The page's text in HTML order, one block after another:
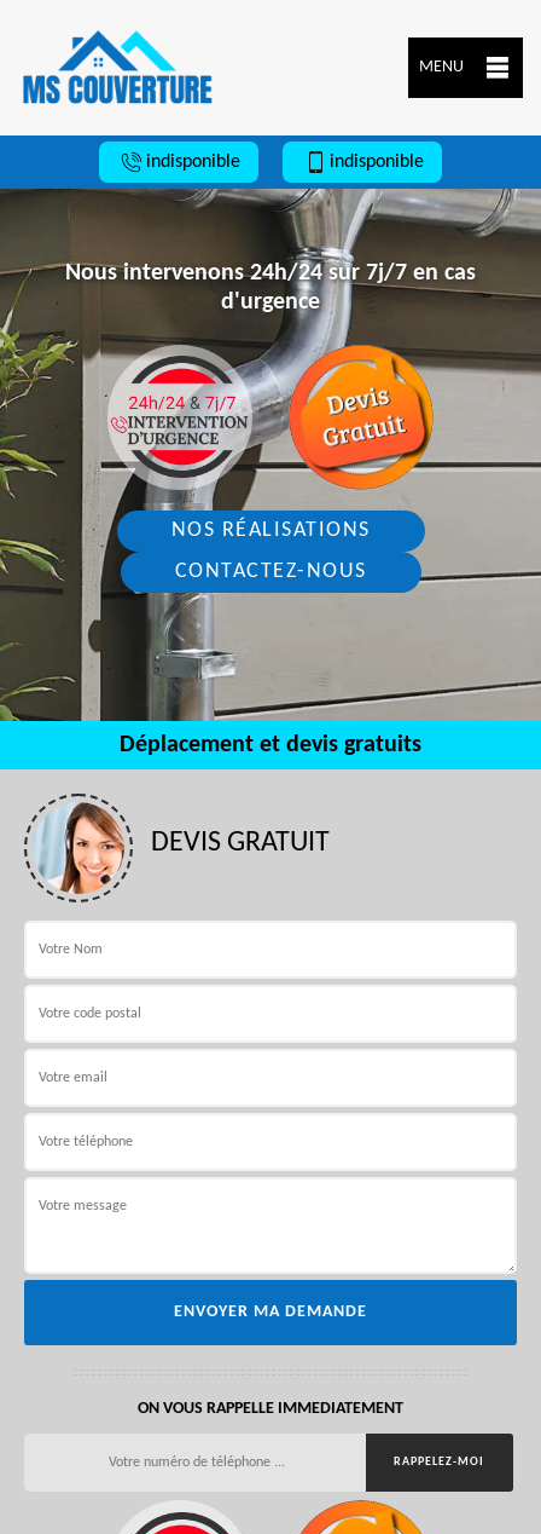
MENU
indisponible indisponible
Nous intervenons 24h/24 sur 7j/7 en cas
d'urgence
NOS RÉALISATIONS
CONTACTEZ-NOUS
Déplacement et devis gratuits
DEVIS GRATUIT
ON VOUS RAPPELLE IMMEDIATEMENT